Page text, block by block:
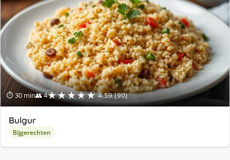
⏱ 30 min👥 4★★★★★ 4.59 (90)
Bulgur
Bijgerechten